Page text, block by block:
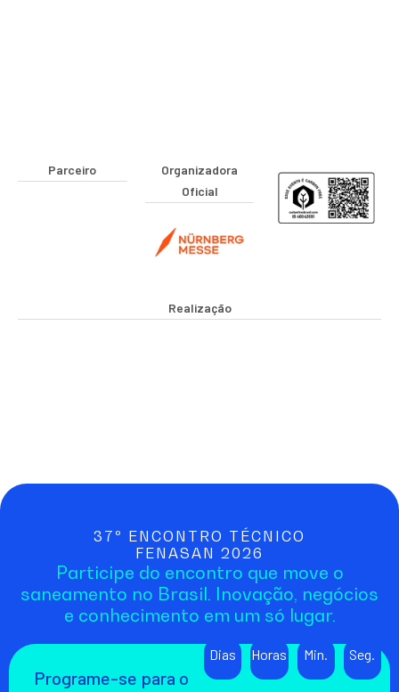
Parceiro
Organizadora
Oficial
Realização
37º ENCONTRO TÉCNICO
FENASAN 2026
Participe do encontro que move o
saneamento no Brasil. Inovação, negócios
e conhecimento em um só lugar.
Programe-se para o
Dias Horas Min. Seg.